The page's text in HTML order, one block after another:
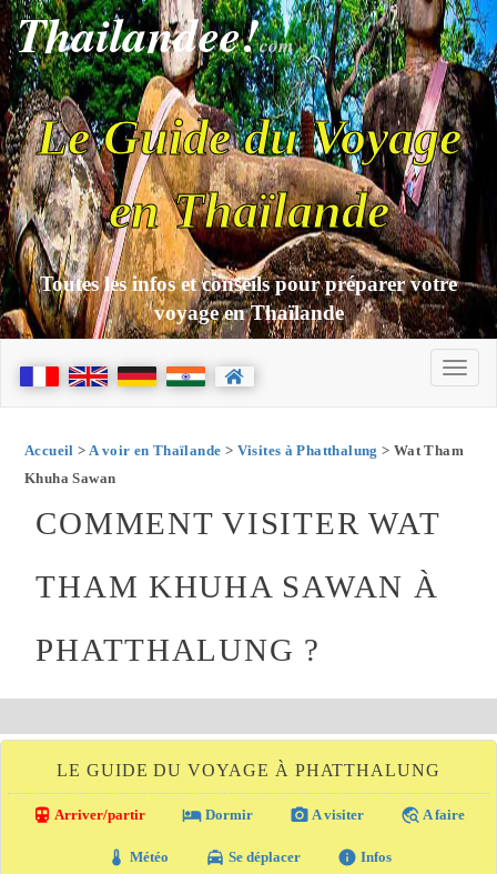
Thailandee!com
Le Guide du Voyage
en Thaïlande
Toutes les infos et conseils pour préparer votre
voyage en Thaïlande
Accueil > A voir en Thaïlande > Visites à Phatthalung > Wat Tham
Khuha Sawan
COMMENT VISITER WAT
THAM KHUHA SAWAN À
PHATTHALUNG ?
LE GUIDE DU VOYAGE À PHATTHALUNG
directions_transit Arriver/partir local_hotel Dormir photo_camera A visiter travel_explore A faire
thermostat Météo local_taxi Se déplacer info Infos